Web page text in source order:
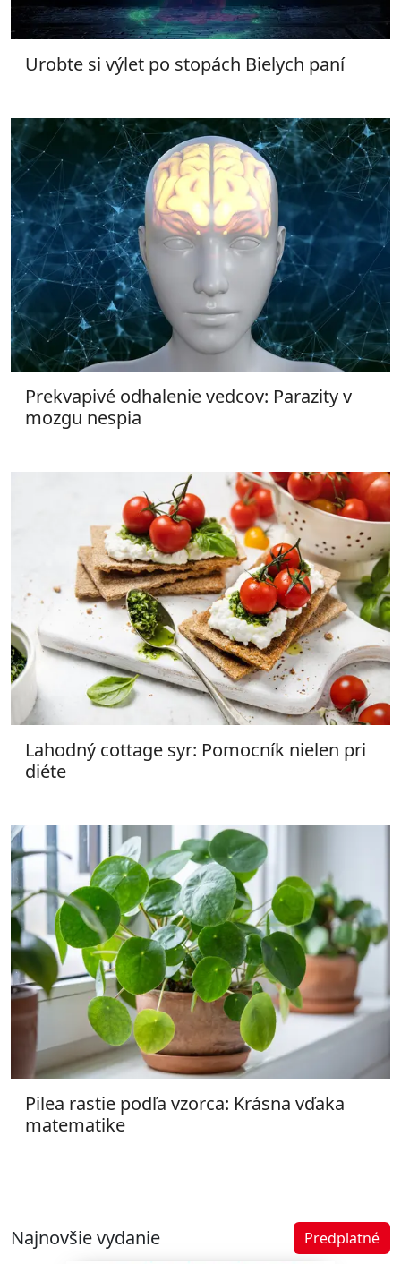
Urobte si výlet po stopách Bielych paní
Prekvapivé odhalenie vedcov: Parazity v
mozgu nespia
Lahodný cottage syr: Pomocník nielen pri
diéte
Pilea rastie podľa vzorca: Krásna vďaka
matematike
Najnovšie vydanie Predplatné